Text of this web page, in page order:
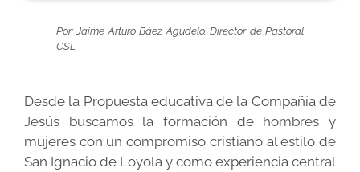
Por: Jaime Arturo Báez Agudelo, Director de Pastoral
CSL.
Desde la Propuesta educativa de la Compañía de
Jesús buscamos la formación de hombres y
mujeres con un compromiso cristiano al estilo de
San Ignacio de Loyola y como experiencia central